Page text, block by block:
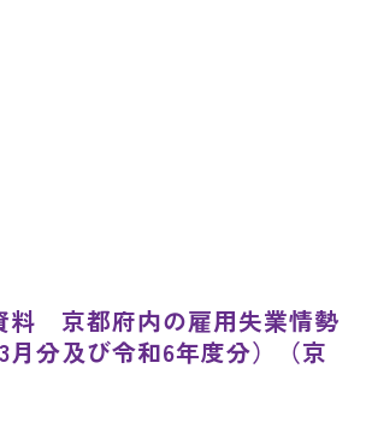
料 京都府内の雇用失業情勢
3月分及び令和6年度分）（京